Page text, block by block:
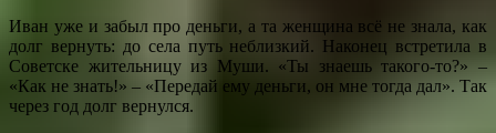
Иван уже и забыл про деньги, а та женщина всё не знала, как
долг вернуть: до села путь неблизкий. Наконец встретила в
Советске жительницу из Муши. «Ты знаешь такого-то?» –
«Как не знать!» – «Передай ему деньги, он мне тогда дал». Так
через год долг вернулся.